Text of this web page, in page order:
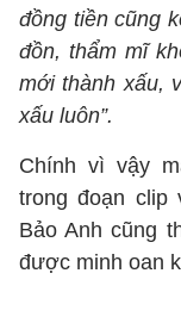
đồng tiền cũng
đồn, thẩm mĩ
mới thành xấu,
xấu luôn”.
Chính vì vậy
trong đoạn clip
Bảo Anh cũng
được minh oan